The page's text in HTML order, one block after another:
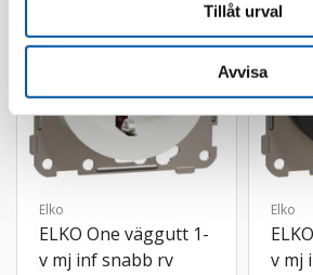
Tillåt urval
Avvisa
Elko
ELKO One väggutt 1-
v mj inf snabb rv
Elko
v mj